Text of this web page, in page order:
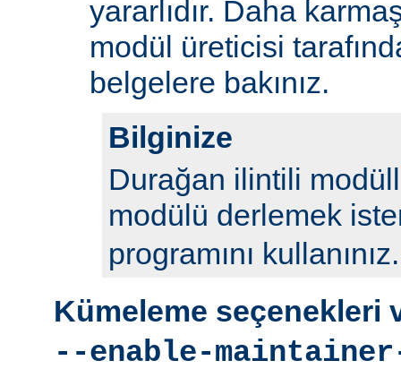
yararlıdır. Daha
modül üreticisi
belgelere bakınız.
Bilginize
Durağan ilintili
modülü derlemek
programını kullanınız.
Kümeleme seçenekleri
--enable-maintainer-